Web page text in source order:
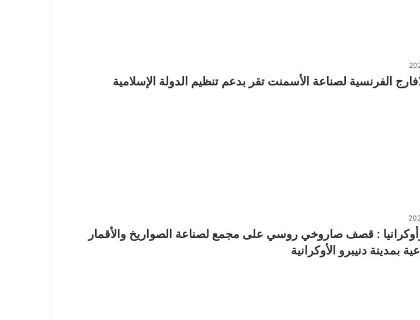
الفرنسية لصناعة الأسمنت تقر بدعم تنظيم الدولة الإسلامية
: قصف صاروخي روسي على مجمع لصناعة الصواريخ والأقمار
بمدينة دنيبرو الأوكرانية